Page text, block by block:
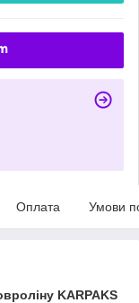
Оплата Умови
KARPAKS